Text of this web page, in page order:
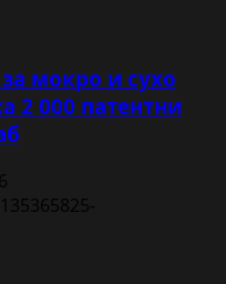
мокро и сухо
2 000 патентни